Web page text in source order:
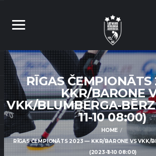
RĪGAS
KKR/BARONE
VKK/BLUMBERGA-
11-10 08:00)
HOME
RĪGAS ČEMPIONĀTS 2023 — KKR/BARONE VS VKK/
(2023-11-10 08:00)